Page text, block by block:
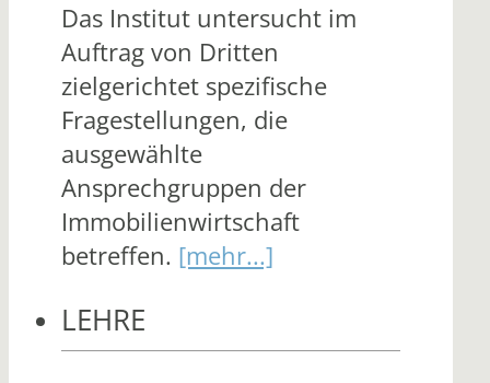
Das Institut untersucht im
Auftrag von Dritten
zielgerichtet spezifische
Fragestellungen, die
ausgewählte
Ansprechgruppen der
Immobilienwirtschaft
betreffen. [mehr...]
LEHRE